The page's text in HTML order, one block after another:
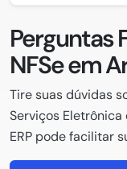
Perguntas
NFSe em
Tire suas dúvidas
Serviços
ERP pode facilitar